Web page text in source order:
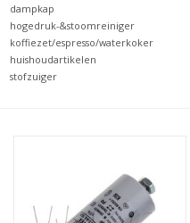
dampkap
hogedruk-&stoomreiniger
koffiezet/espresso/waterkoker
huishoudartikelen
stofzuiger